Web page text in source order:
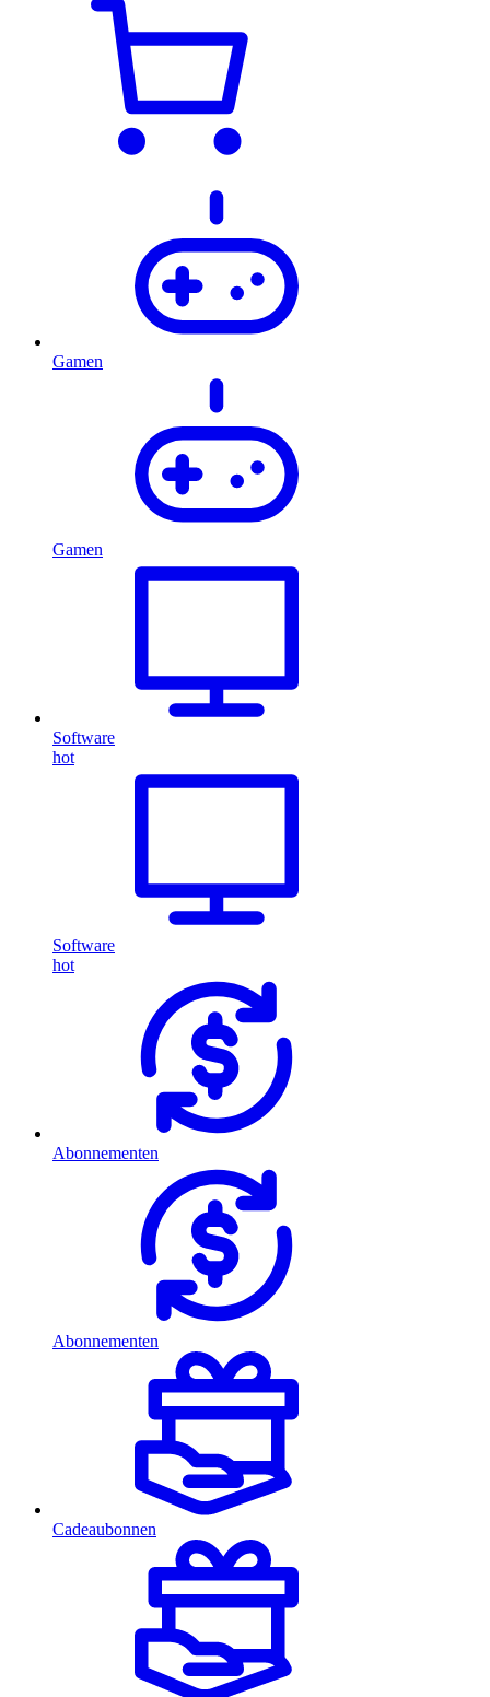
Gamen
Gamen
Software
hot
Software
hot
Abonnementen
Abonnementen
Cadeaubonnen